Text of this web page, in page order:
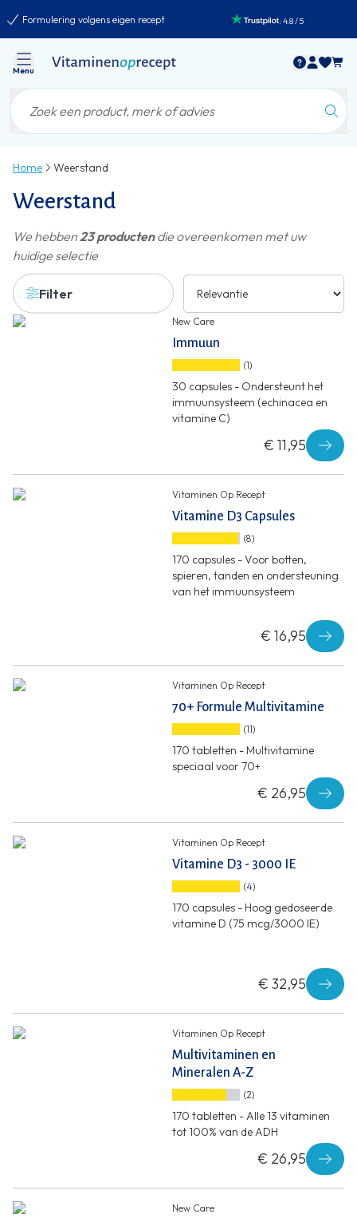
Formulering volgens eigen recept :4.8/5
Menu
Home Weerstand
Weerstand
We hebben23 productendie overeenkomen met uw
huidige selectie
Filter
New Care
Immuun
(1)
30 capsules - Ondersteunt het
immuunsysteem (echinacea en
vitamine C)
€ 11,95
Vitaminen Op Recept
Vitamine D3 Capsules
(8)
170 capsules - Voor botten,
spieren, tanden en ondersteuning
van het immuunsysteem
€ 16,95
Vitaminen Op Recept
70+ Formule Multivitamine
(11)
170 tabletten - Multivitamine
speciaal voor 70+
€ 26,95
Vitaminen Op Recept
Vitamine D3 - 3000 IE
(4)
170 capsules - Hoog gedoseerde
vitamine D (75 mcg/3000 IE)
€ 32,95
Vitaminen Op Recept
Multivitaminen en
Mineralen A-Z
(2)
170 tabletten - Alle 13 vitaminen
tot 100% van de ADH
€ 26,95
New Care